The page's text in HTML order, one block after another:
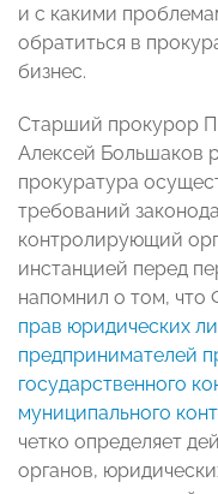
и с какими
обратиться в
бизнес.
Старший прокурор
Алексей Большаков
прокуратура
требований
контролирующий
инстанцией перед
напомнил о том, что
прав юридических
предпринимателей
государственного
муниципального
четко определяет
органов,